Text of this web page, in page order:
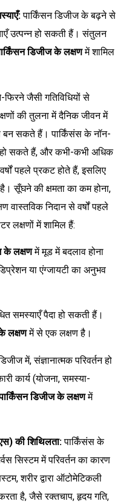
पार्किंसन डिजीज के बढ़ने से
उत्पन्न हो सकती हैं। संतुलन
डिजीज के लक्षणमें शामिल
जैसी गतिविधियों से
की तुलना में दैनिक जीवन में
बन सकते हैं। पार्किंसंस के नॉन-
हो सकते हैं, और कभी-कभी अधिक
पहले प्रकट होते हैं, इसलिए
सूँघने की क्षमता का कम होना,
निदान से वर्षों पहले
लक्षणों में शामिल हैं:
के लक्षणमें मूड में बदलाव होना
या एंग्जायटी का अनुभव
समस्याएँ पैदा हो सकती हैं।
लक्षणमें से एक लक्षण है।
में, संज्ञानात्मक परिवर्तन हो
कार्य (योजना, समस्या-
डिजीज के लक्षणमें
की शिथिलता:पार्किंसंस के
सिस्टम में परिवर्तन का कारण
शरीर द्वारा ऑटोमेटिकली
है, जैसे रक्तचाप, हृदय गति,